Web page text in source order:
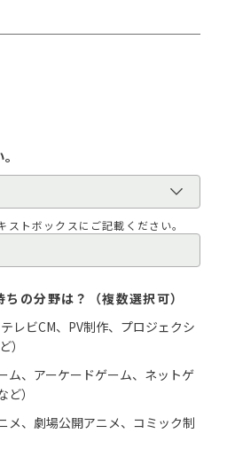
トボックスにご記載ください。
の分野は？（複数選択可）
レビCM、PV制作、プロジェクシ
）
ム、アーケードゲーム、ネットゲ
）
メ、劇場公開アニメ、コミック制